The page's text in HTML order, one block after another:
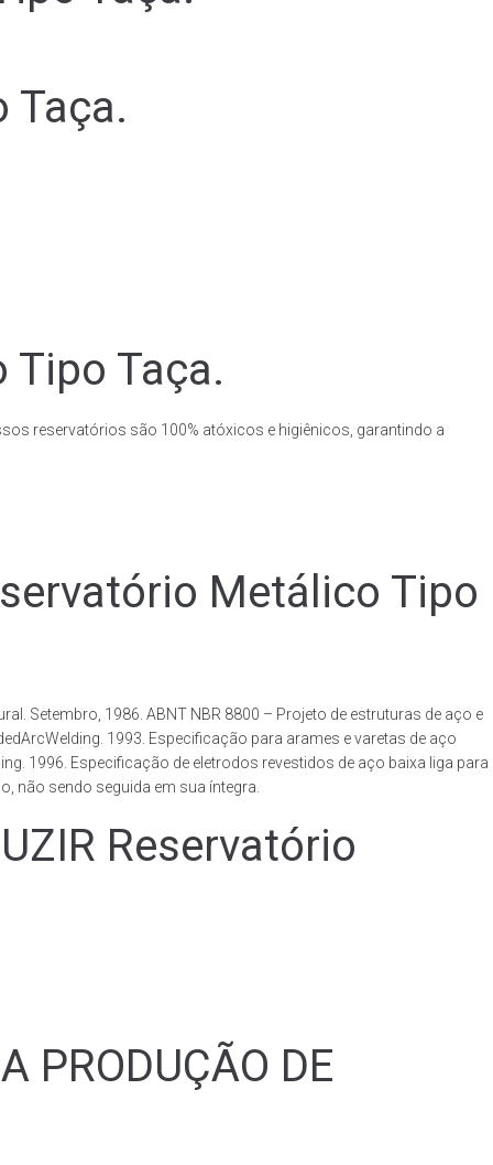
Taça.
Tipo Taça.
reservatórios são 100% atóxicos e higiênicos, garantindo a
Metálico Tipo
Setembro, 1986. ABNT NBR 8800 – Projeto de estruturas de aço e
1993. Especificação para arames e varetas de aço
1996. Especificação de eletrodos revestidos de aço baixa liga para
não sendo seguida em sua íntegra.
Reservatório
PRODUÇÃO DE